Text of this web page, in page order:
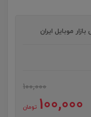
موبایل ایران
100,000
100,000 تومان